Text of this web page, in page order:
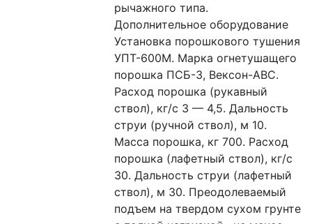
рычажного типа.
Дополнительное оборудование
Установка порошкового тушения
УПТ-600М. Марка огнетушащего
порошка ПСБ-3, Вексон-АВС.
Расход порошка (рукавный
ствол), кг/с 3 — 4,5. Дальность
струи (ручной ствол), м 10.
Масса порошка, кг 700. Расход
порошка (лафетный ствол), кг/с
30. Дальность струи (лафетный
ствол), м 30. Преодолеваемый
подъем на твердом сухом грунте